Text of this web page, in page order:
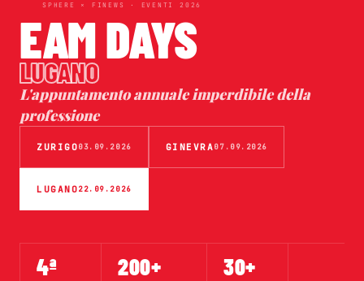
SPHERE × FINEWS · EVENTI 2026
EAM DAYS
LUGANO
L'appuntamento annuale imperdibile della
professione
ZURIGO03.09.2026 GINEVRA07.09.2026
LUGANO22.09.2026
4ª 200+ 30+